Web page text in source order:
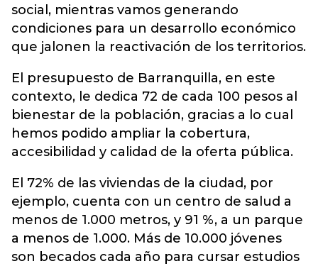
social, mientras vamos generando
condiciones para un desarrollo económico
que jalonen la reactivación de los territorios.
El presupuesto de Barranquilla, en este
contexto, le dedica 72 de cada 100 pesos al
bienestar de la población, gracias a lo cual
hemos podido ampliar la cobertura,
accesibilidad y calidad de la oferta pública.
El 72% de las viviendas de la ciudad, por
ejemplo, cuenta con un centro de salud a
menos de 1.000 metros, y 91 %, a un parque
a menos de 1.000. Más de 10.000 jóvenes
son becados cada año para cursar estudios